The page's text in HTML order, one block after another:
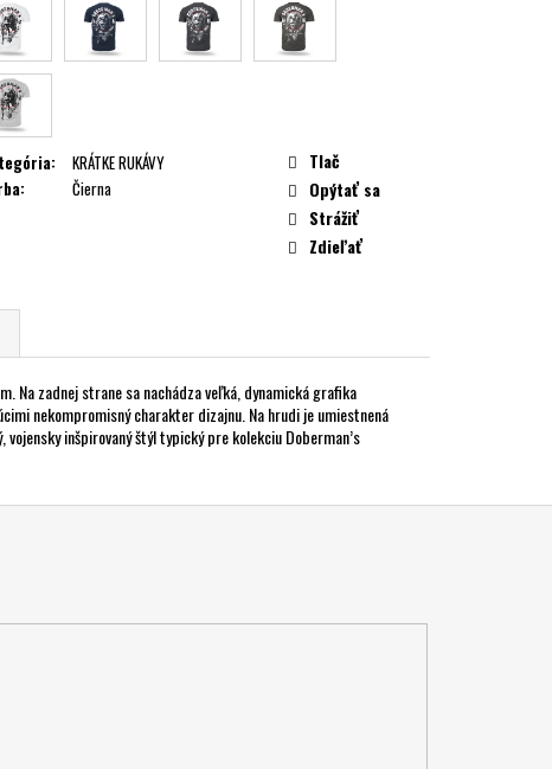
:
KRÁTKE RUKÁVY
: Čierna
Tlač
Opýtať sa
Strážiť
Zdieľať
Na zadnej strane sa nachádza veľká, dynamická grafika
nekompromisný charakter dizajnu. Na hrudi je umiestnená
inšpirovaný štýl typický pre kolekciu Doberman’s